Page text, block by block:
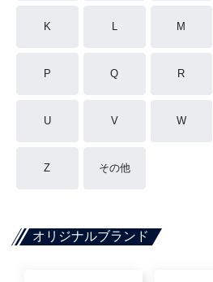
K L M
P Q R
U V W
Z その他
オリジナルブランド